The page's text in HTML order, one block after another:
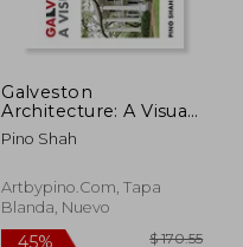
Galveston
Architecture: A Visual
Journey
Pino Shah
Artbypino.com, Tapa
Blanda, Nuevo